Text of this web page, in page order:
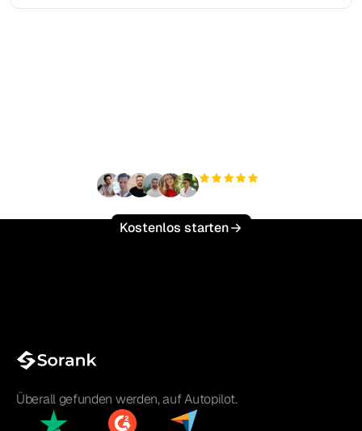
Kostenlos starten
Überall gefunden werden, auf Autopilot.